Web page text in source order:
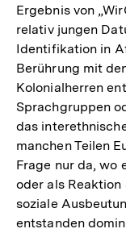
Ergebnis von
relativ jungen
Identifikation in
Berührung mit
Kolonialherren
Sprachgruppen
das
manchen Teilen
Frage nur da, wo
oder als
soziale
entstanden